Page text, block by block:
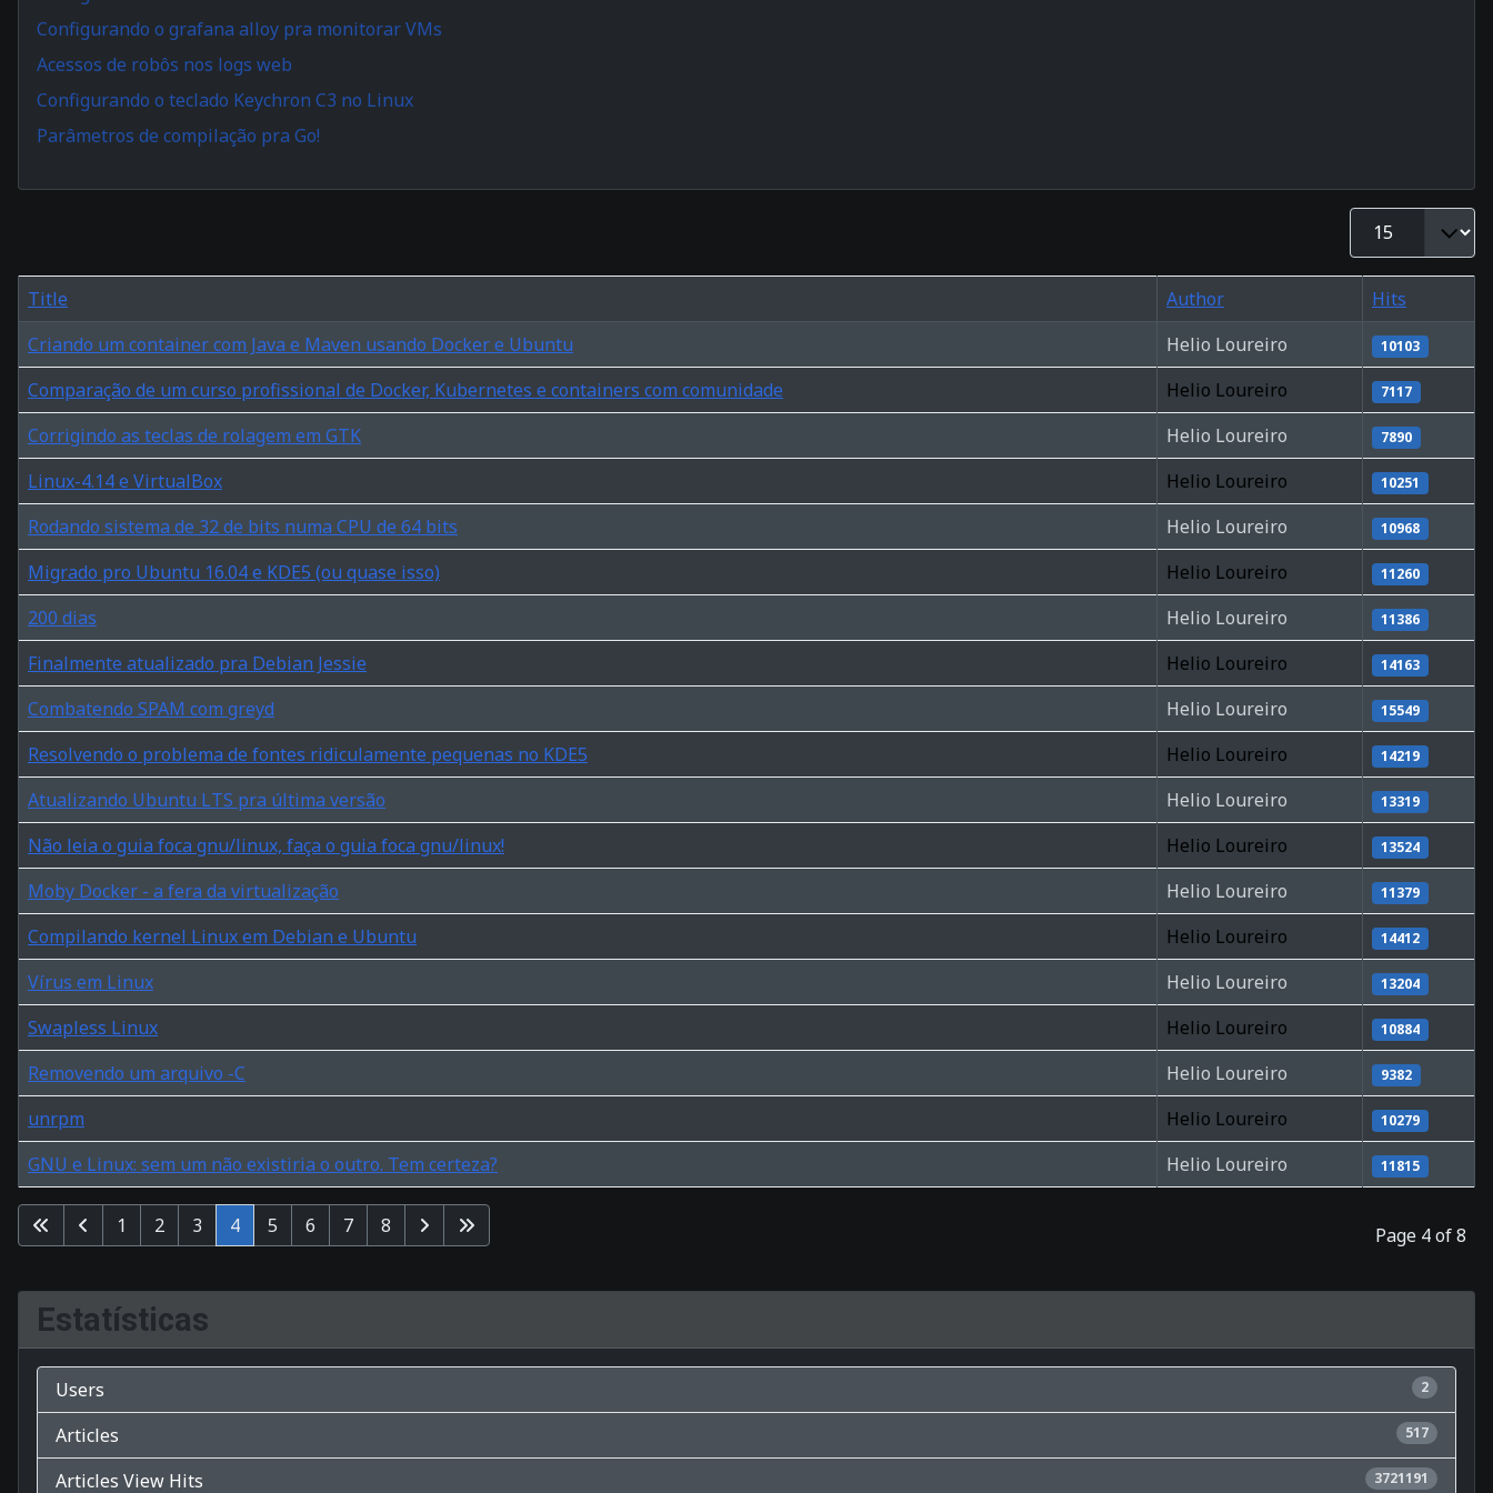
Configurando o grafana alloy pra monitorar VMs
Acessos de robôs nos logs web
Configurando o teclado Keychron C3 no Linux
Parâmetros de compilação pra Go!
Display #
Table of Articles
Title Author
Hits
Criando um container com Java e Maven usando Docker e Ubuntu
Helio Loureiro 10103
Comparação de um curso profissional de Docker, Kubernetes e containers com comunidade Helio Loureiro 7117
Corrigindo as teclas de rolagem em GTK Helio Loureiro 7890
Linux-4.14 e VirtualBox Helio Loureiro 10251
Rodando sistema de 32 de bits numa CPU de 64 bits Helio Loureiro 10968
Migrado pro Ubuntu 16.04 e KDE5 (ou quase isso) Helio Loureiro 11260
200 dias Helio Loureiro 11386
Finalmente atualizado pra Debian Jessie Helio Loureiro 14163
Combatendo SPAM com greyd Helio Loureiro 15549
Resolvendo o problema de fontes ridiculamente pequenas no KDE5 Helio Loureiro 14219
Atualizando Ubuntu LTS pra última versão Helio Loureiro 13319
Não leia o guia foca gnu/linux, faça o guia foca gnu/linux! Helio Loureiro 13524
Moby Docker - a fera da virtualização Helio Loureiro 11379
Compilando kernel Linux em Debian e Ubuntu Helio Loureiro 14412
Vírus em Linux Helio Loureiro 13204
Swapless Linux Helio Loureiro 10884
Removendo um arquivo -C Helio Loureiro 9382
unrpm Helio Loureiro 10279
GNU e Linux: sem um não existiria o outro. Tem certeza? Helio Loureiro 11815
Page 4 of 8
1 2 3 4 5 6 7 8
Estatísticas
Users 2
Articles 517
Articles View Hits 3721191